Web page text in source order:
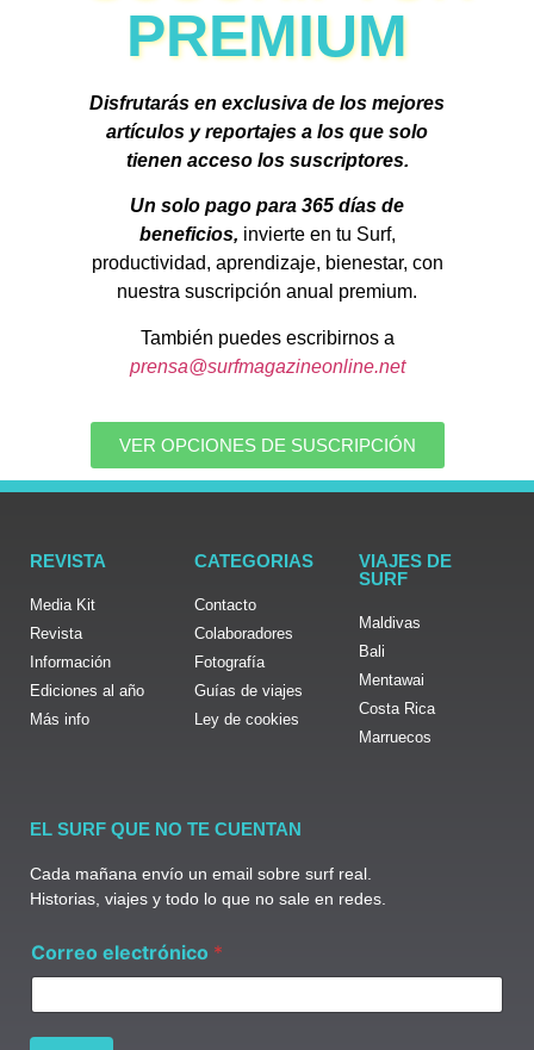
PREMIUM
Disfrutarás en exclusiva de los mejores
artículos y reportajes a los que solo
tienen acceso los suscriptores.
Un solo pago para 365 días de
beneficios, invierte en tu Surf,
productividad, aprendizaje, bienestar, con
nuestra suscripción anual premium.
También puedes escribirnos a
prensa@surfmagazineonline.net
VER OPCIONES DE SUSCRIPCIÓN
REVISTA
Media Kit
Revista
Información
Ediciones al año
Más info
CATEGORIAS
Contacto
Colaboradores
Fotografía
Guías de viajes
Ley de cookies
VIAJES DE
SURF
Maldivas
Bali
Mentawai
Costa Rica
Marruecos
EL SURF QUE NO TE CUENTAN
Cada mañana envío un email sobre surf real.
Historias, viajes y todo lo que no sale en redes.
l
e
Correo electrónico *